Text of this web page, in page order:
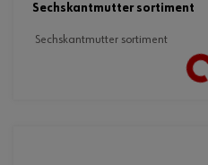
sechskantmutter sortiment
sechskantmutter sortiment
Loading...